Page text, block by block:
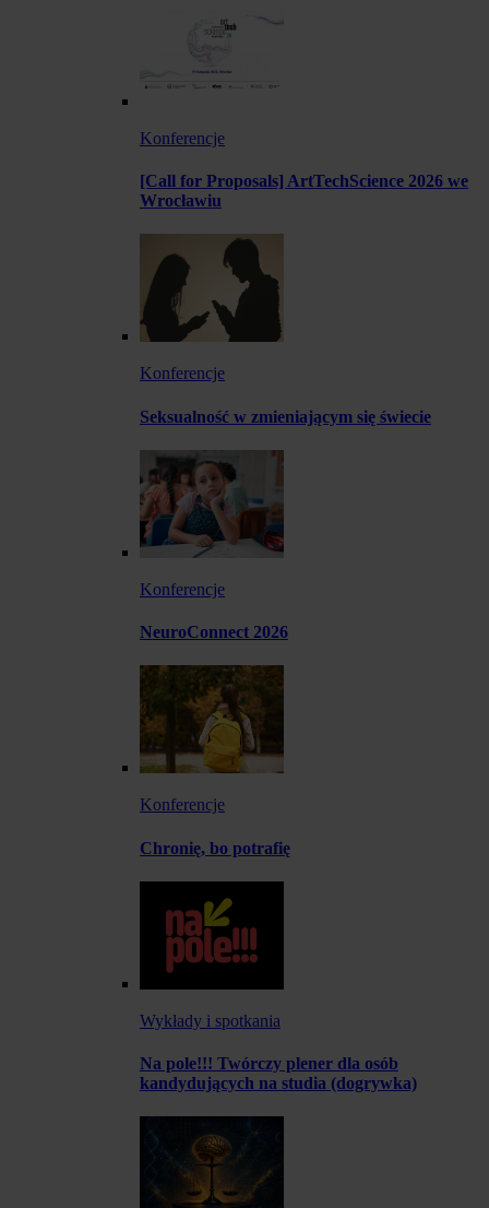
Konferencje
[Call for Proposals] ArtTechScience 2026 we
Wrocławiu
Konferencje
Seksualność w zmieniającym się świecie
Konferencje
NeuroConnect 2026
Konferencje
Chronię, bo potrafię
Wykłady i spotkania
Na pole!!! Twórczy plener dla osób
kandydujących na studia (dogrywka)